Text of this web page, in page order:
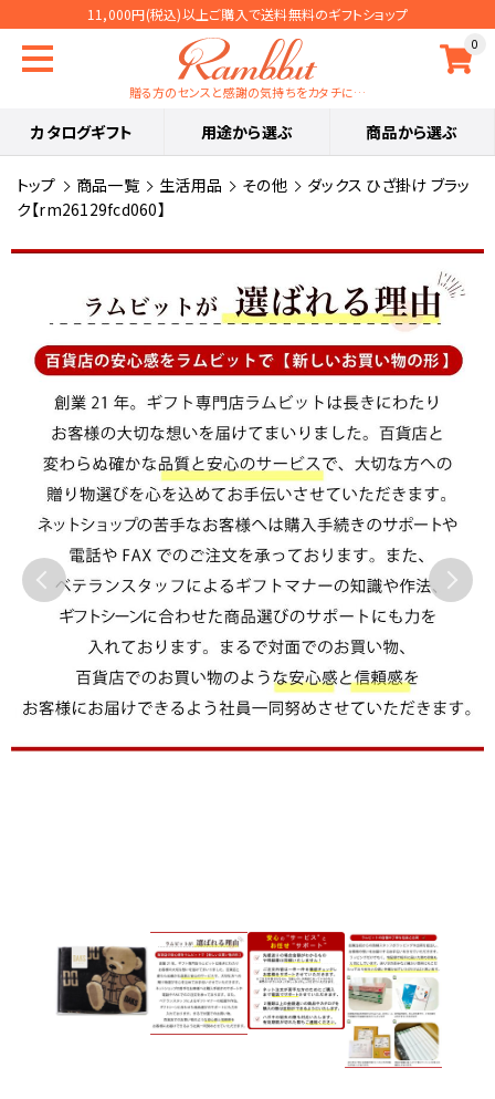
11,000円(税込)以上ご購入で送料無料のギフトショップ
0
贈る方のセンスと感謝の気持ちをカタチに…
カタログギフト 用途から選ぶ 商品から選ぶ
トップ 商品一覧 生活用品 その他
ダックス ひざ掛け ブラッ
ク【rm26129fcd060】